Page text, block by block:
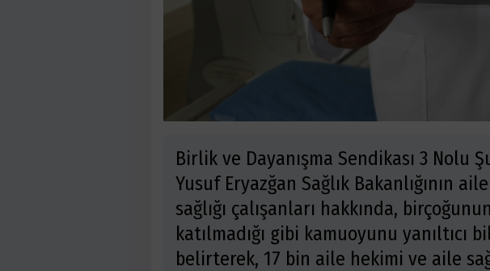
Birlik ve Dayanışma Sendikası 3 Nolu
Yusuf Eryazğan Sağlık Bakanlığının
sağlığı çalışanları hakkında,
katılmadığı gibi kamuoyunu yanıltıcı
belirterek, 17 bin aile hekimi ve aile